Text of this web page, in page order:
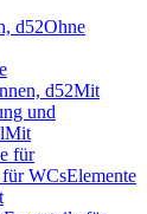
d52Ohne
d52Mit
und
Mit
für
für WCsElemente